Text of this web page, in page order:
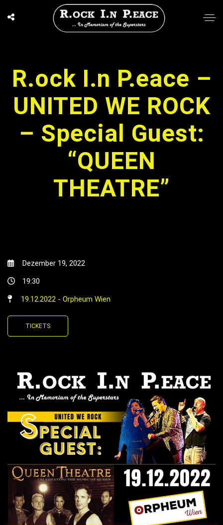
R.ock I.n P.eace –
UNITED WE ROCK
– Special Guest:
“QUEEN
THEATRE”
Dezember 19, 2022
19:30
19.12.2022 - Orpheum Wien
TICKETS